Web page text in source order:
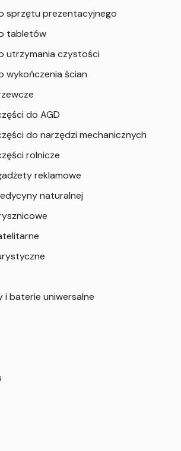
sprzętu prezentacyjnego
tabletów
utrzymania czystości
wykończenia ścian
do AGD
do narzędzi mechanicznych
rolnicze
reklamowe
naturalnej
i baterie uniwersalne